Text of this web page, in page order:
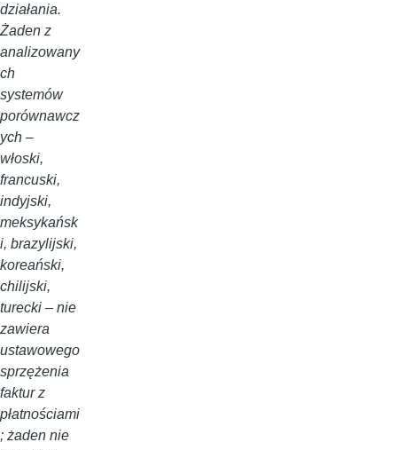
działania.
Żaden z
analizowany
ch
systemów
porównawcz
ych –
włoski,
francuski,
indyjski,
meksykańsk
i, brazylijski,
koreański,
chilijski,
turecki – nie
zawiera
ustawowego
sprzężenia
faktur z
płatnościami
; żaden nie